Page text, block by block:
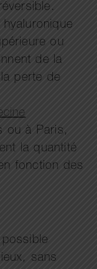
ou
de la
perte de
ou à Paris,
la quantité
fonction des
sans